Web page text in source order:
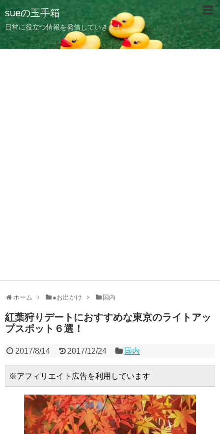
sueの玉手箱
日常に役立つ情報を発信していきます。
ホーム ●お出かけ 国内
紅葉狩りデートにおすすめな東京のライトアッ
プスポット６選！
2017/8/14 2017/12/24 国内
※アフィリエイト広告を利用しています